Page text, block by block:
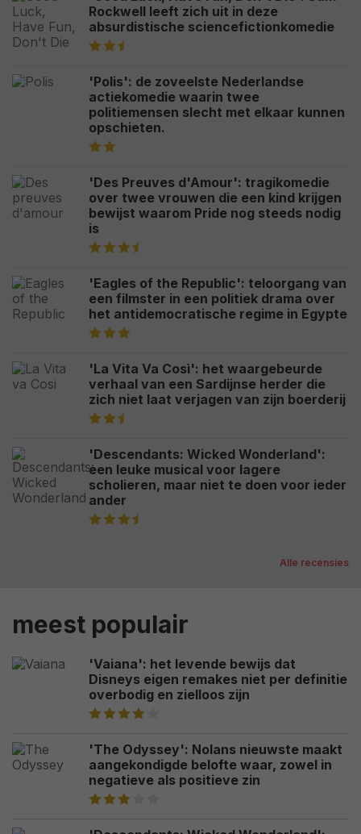
Rockwell leeft zich uit in deze
absurdistische sciencefictionkomedie
'Polis': de zoveelste Nederlandse
actiekomedie waarin twee
politiemensen slecht met elkaar kunnen
opschieten.
'Des Preuves d'Amour': tragikomedie
over twee vrouwen die een kind krijgen
bewijst waarom Pride nog steeds nodig
is
'Eagles of the Republic': teloorgang van
een filmster in een politiek drama over
het antidemocratische regime in Egypte
'La Vita Va Così': het waargebeurde
verhaal van een Sardijnse herder die
zich niet laat verjagen van zijn boerderij
'Descendants: Wicked Wonderland':
een leuke musical voor lagere
scholieren, maar niet te doen voor ieder
ander
Alle recensies
meest populair
'Vaiana': het levende bewijs dat
Disneys eigen remakes niet per definitie
overbodig en zielloos zijn
'The Odyssey': Nolans nieuwste maakt
aangekondigde belofte waar, zowel in
negatieve als positieve zin